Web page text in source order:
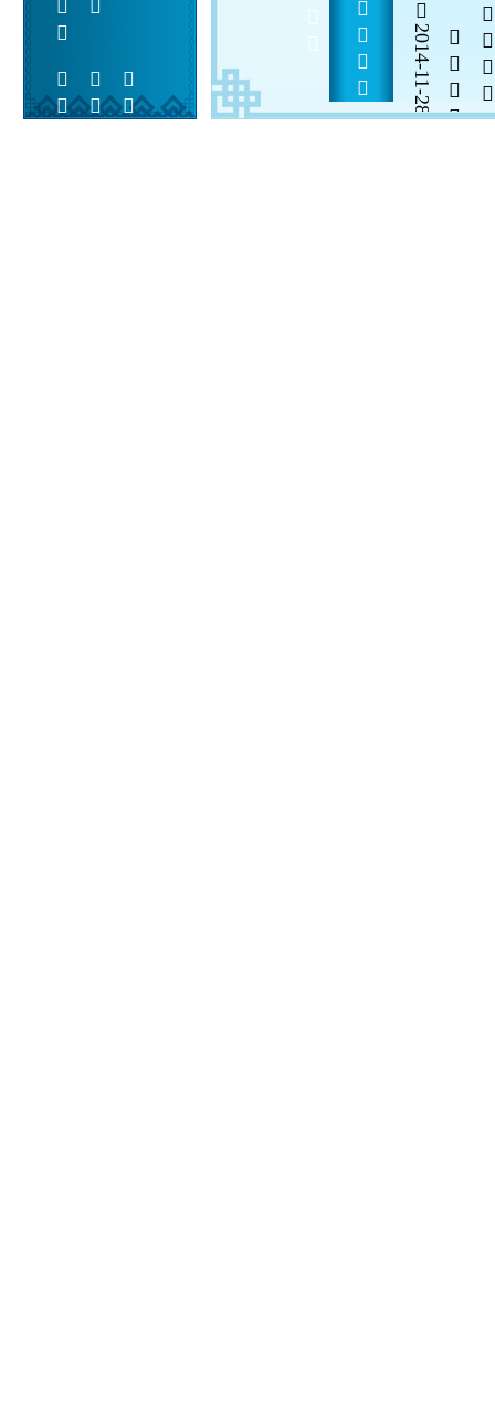
   2014-11-28